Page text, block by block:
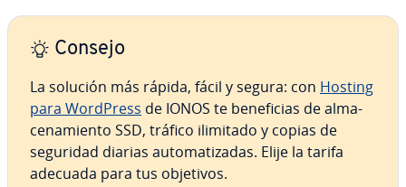
Consejo
La solución más rápida, fácil y segura: con Hosting
para WordPress de IONOS te be­ne­fi­cias de al­ma­
ce­na­mie­n­to SSD, tráfico ilimitado y copias de
seguridad diarias au­to­ma­ti­za­das. Elije la tarifa
adecuada para tus objetivos.